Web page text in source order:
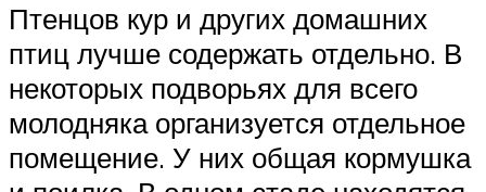
Птенцов кур и других домашних
птиц лучше содержать отдельно. В
некоторых подворьях для всего
молодняка организуется отдельное
помещение. У них общая кормушка